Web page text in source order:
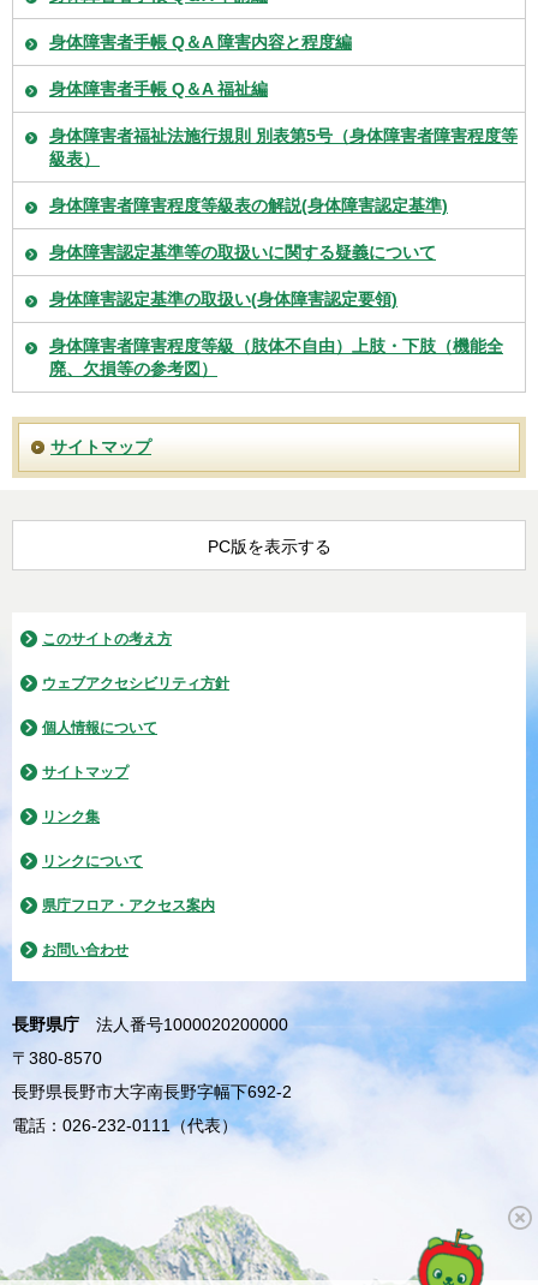
身体障害者手帳 Q＆A 障害内容と程度編
身体障害者手帳 Q＆A 福祉編
身体障害者福祉法施行規則 別表第5号（身体障害者障害程度等
級表）
身体障害者障害程度等級表の解説(身体障害認定基準)
身体障害認定基準等の取扱いに関する疑義について
身体障害認定基準の取扱い(身体障害認定要領)
身体障害者障害程度等級（肢体不自由）上肢・下肢（機能全
廃、欠損等の参考図）
サイトマップ
PC版を表示する
このサイトの考え方
ウェブアクセシビリティ方針
個人情報について
サイトマップ
リンク集
リンクについて
県庁フロア・アクセス案内
お問い合わせ
長野県庁
法人番号1000020200000
〒380-8570
長野県長野市大字南長野字幅下692-2
電話：026-232-0111（代表）